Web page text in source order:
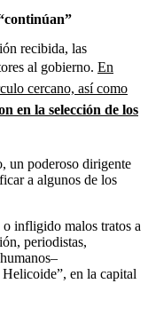
recibida, las
al gobierno. En
cercano, así como
en la selección de los
un poderoso dirigente
a algunos de los
infligido malos tratos a
periodistas,
en la capital